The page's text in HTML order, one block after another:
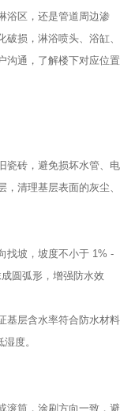
浴区，还是管道周边渗
损，淋浴喷头、浴缸、
沟通，了解楼下对应位置
瓷砖，避免损坏水管、电
清理基层表面的灰尘、
找坡，坡度不小于 1% -
圆弧形，增强防水效
基层含水率符合防水材料
度。​
滚筒，涂刷方向一致，避